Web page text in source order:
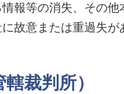
報等の消失、その
故意または重過失
裁判所）